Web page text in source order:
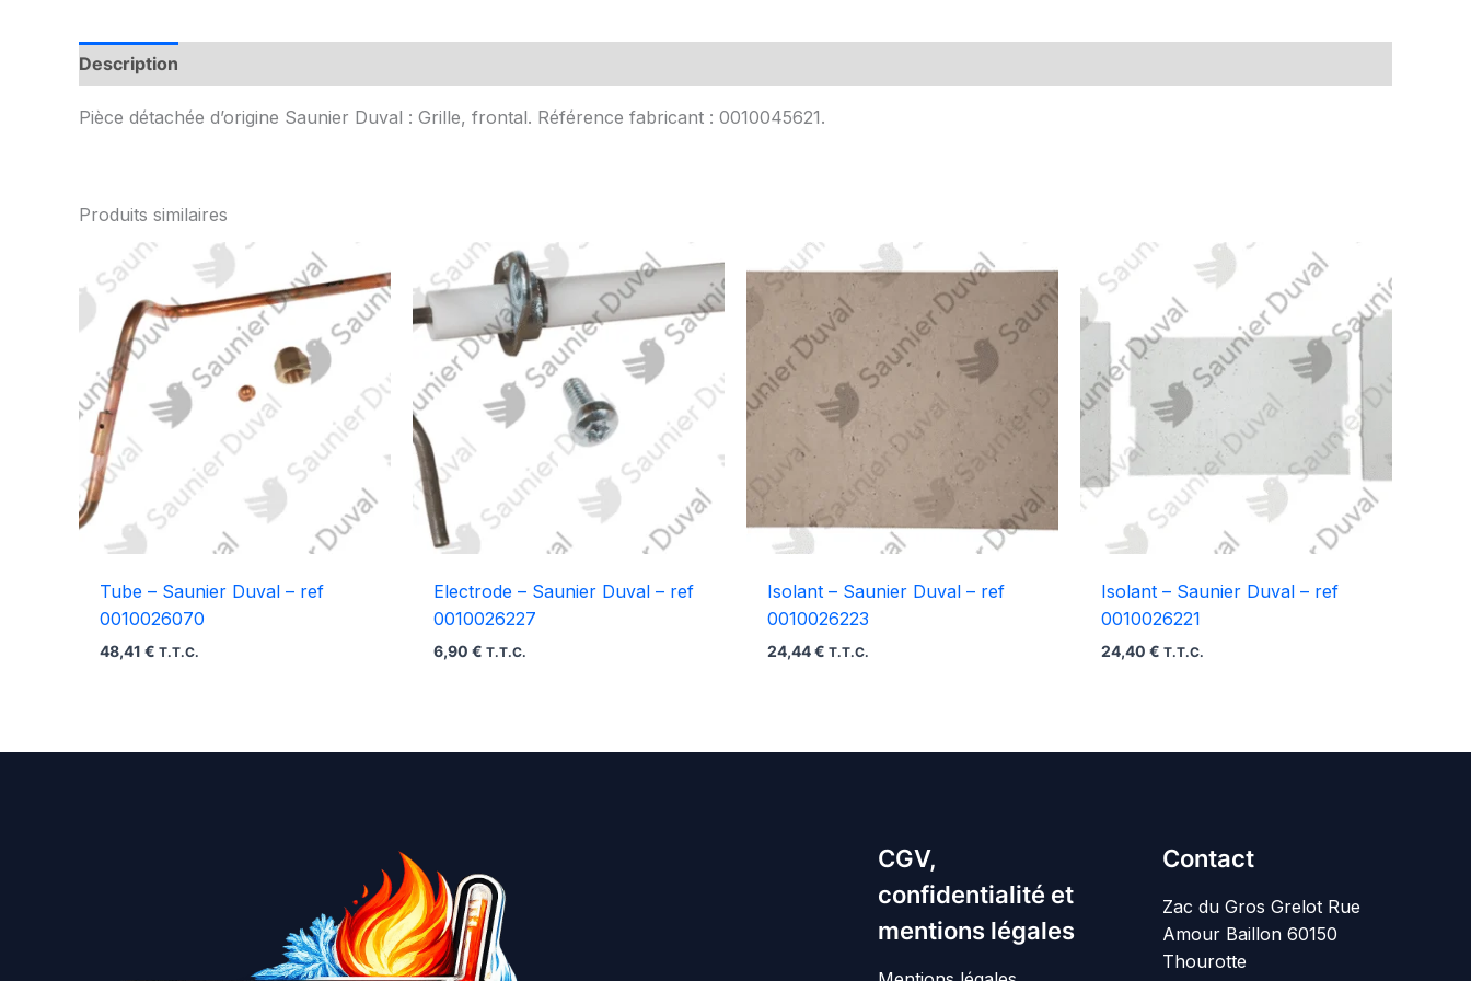
Description
Pièce détachée d’origine Saunier Duval : Grille, frontal. Référence fabricant : 0010045621.
Produits similaires
Tube – Saunier Duval – ref
0010026070
48,41€ T.T.C.
Electrode – Saunier Duval – ref
0010026227
6,90€ T.T.C.
Isolant – Saunier Duval – ref
0010026223
24,44€ T.T.C.
Isolant – Saunier Duval – ref
0010026221
24,40€ T.T.C.
CGV,
confidentialité et
mentions légales
Contact
Zac du Gros Grelot Rue
Amour Baillon 60150
Thourotte